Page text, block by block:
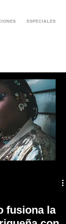
ESPECIALES
fusiona la